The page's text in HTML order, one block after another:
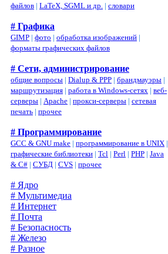
файлов | LaTeX, SGML и др. | словари
# Графика
GIMP | фото | обработка изображений |
форматы графических файлов
# Сети, администрирование
общие вопросы | Dialup & PPP | брандмауэры |
маршрутизация | работа в Windows-сетях | веб-
серверы | Apache | прокси-серверы | сетевая
печать | прочее
# Программирование
GCC & GNU make | программирование в UNIX |
графические библиотеки | Tcl | Perl | PHP | Java
& C# | СУБД | CVS | прочее
# Ядро
# Мультимедиа
# Интернет
# Почта
# Безопасность
# Железо
# Разное